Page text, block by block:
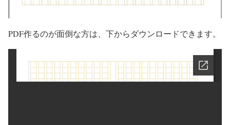
PDF作るのが面倒な方は、下からダウンロードできます。